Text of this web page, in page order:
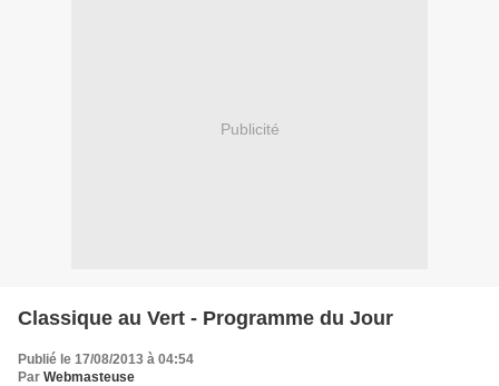
Publicité
Classique au Vert - Programme du Jour
Publié le 17/08/2013 à 04:54
Par Webmasteuse